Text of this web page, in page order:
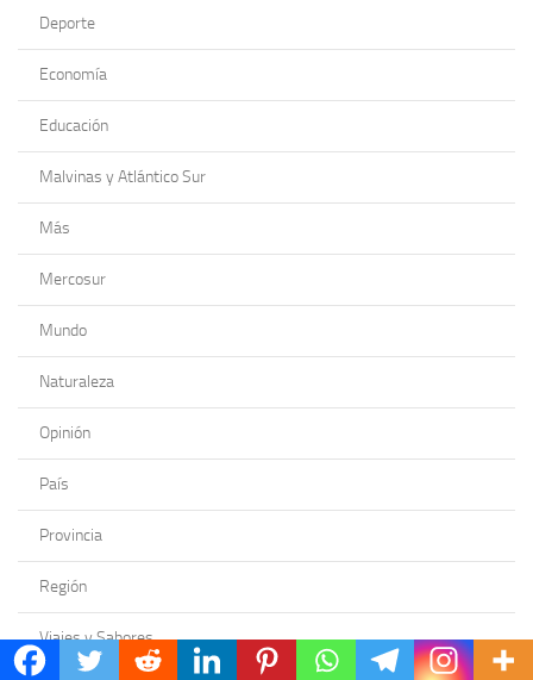
Deporte
Economía
Educación
Malvinas y Atlántico Sur
Más
Mercosur
Mundo
Naturaleza
Opinión
País
Provincia
Región
Viajes y Sabores